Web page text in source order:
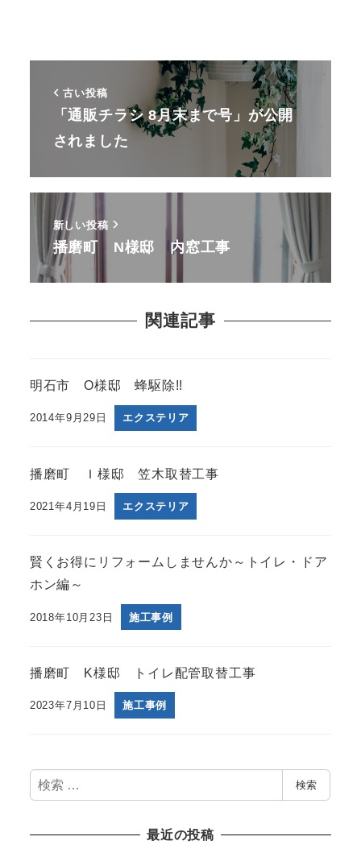
古い投稿
「通販チラシ 8月末まで号」が公開
されました
新しい投稿
播磨町 N様邸 内窓工事
関連記事
明石市 O様邸 蜂駆除!!
2014年9月29日 エクステリア
播磨町 Ｉ様邸 笠木取替工事
2021年4月19日 エクステリア
賢くお得にリフォームしませんか～トイレ・ドア
ホン編～
2018年10月23日 施工事例
播磨町 K様邸 トイレ配管取替工事
2023年7月10日 施工事例
検
索
検索
最近の投稿